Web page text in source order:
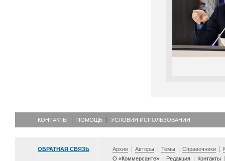
КОНТАКТЫ ПОМОЩЬ УСЛОВИЯ ИСПОЛЬЗОВАНИЯ
ОБРАТНАЯ СВЯЗЬ Архив Авторы Темы Справочники
О «Коммерсанте»
Редакция Контакты